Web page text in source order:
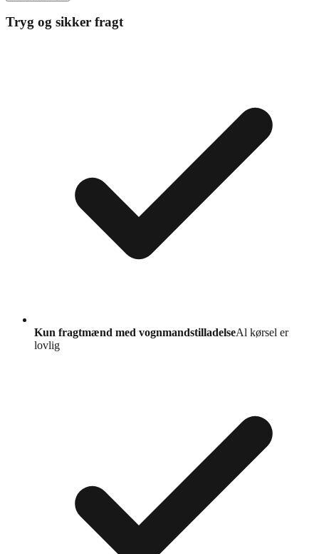
Tryg og sikker fragt
Kun fragtmænd med vognmandstilladelseAl kørsel er
lovlig